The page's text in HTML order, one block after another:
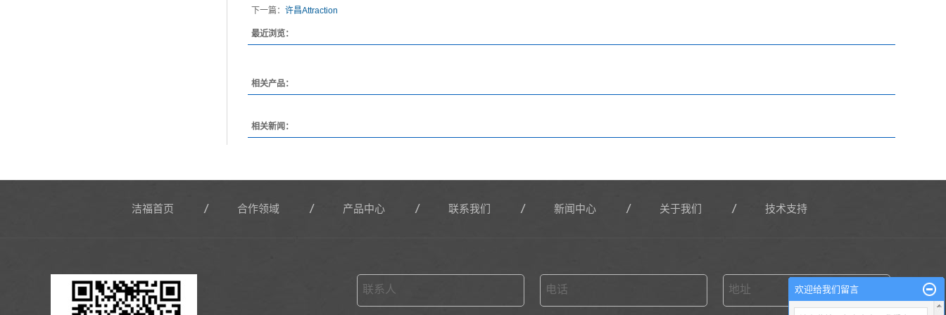
下一篇： 许昌Attraction
最近浏览：
相关产品：
相关新闻：
洁福首页 合作领域 产品中心 联系我们 新闻中心 关于我们 技术支持
联系人 电话 地址 欢迎给我们留言